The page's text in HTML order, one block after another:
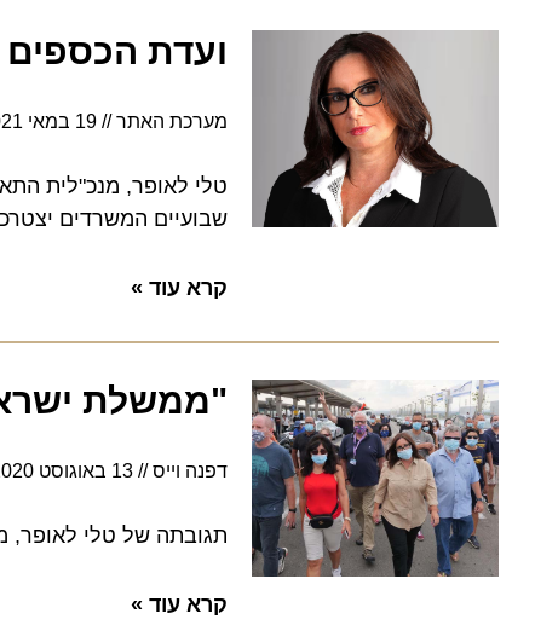
ועדת הכספים
מערכת האתר 19 במאי 2021
טלי לאופר, מנכ"לית
שבועיים המשרדים יצטרכו
קרא עוד »
"ממשלת ישראל
דפנה וייס 13 באוגוסט 2020 19:40
תגובתה של טלי לאופר,
קרא עוד »